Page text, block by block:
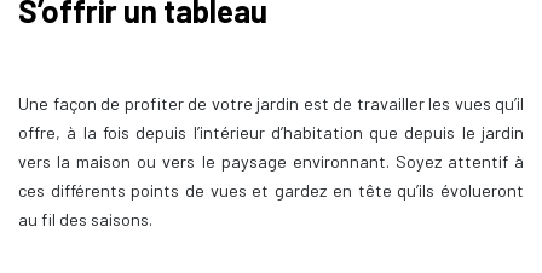
S’offrir un tableau
Une façon de profiter de votre jardin est de travailler les vues qu’il
offre, à la fois depuis l’intérieur d’habitation que depuis le jardin
vers la maison ou vers le paysage environnant. Soyez attentif à
ces différents points de vues et gardez en tête qu’ils évolueront
au fil des saisons.